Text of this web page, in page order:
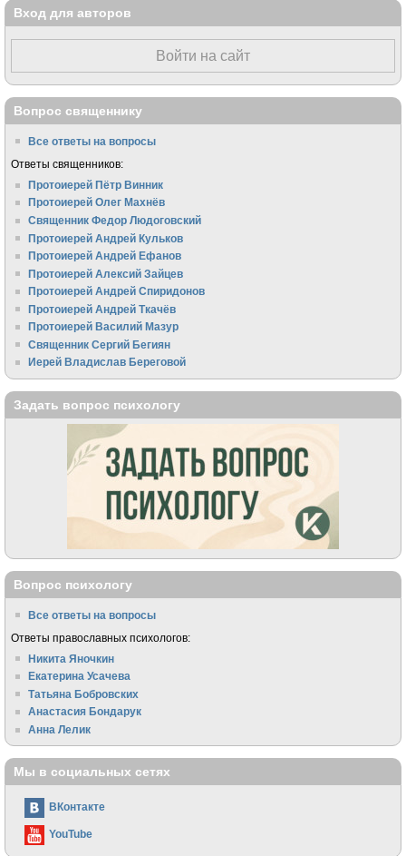
Вход для авторов
Войти на сайт
Вопрос священнику
Все ответы на вопросы
Ответы священников:
Протоиерей Пётр Винник
Протоиерей Олег Махнёв
Священник Федор Людоговский
Протоиерей Андрей Кульков
Протоиерей Андрей Ефанов
Протоиерей Алексий Зайцев
Протоиерей Андрей Спиридонов
Протоиерей Андрей Ткачёв
Протоиерей Василий Мазур
Священник Сергий Бегиян
Иерей Владислав Береговой
Задать вопрос психологу
Вопрос психологу
Все ответы на вопросы
Ответы православных психологов:
Никита Яночкин
Екатерина Усачева
Татьяна Бобровских
Анастасия Бондарук
Анна Лелик
Мы в социальных сетях
ВКонтакте
YouTube